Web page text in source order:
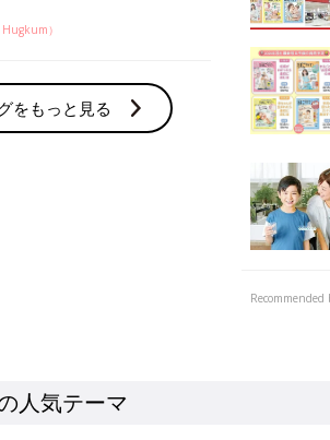
）
をもっと見る
Recommended
人気テーマ